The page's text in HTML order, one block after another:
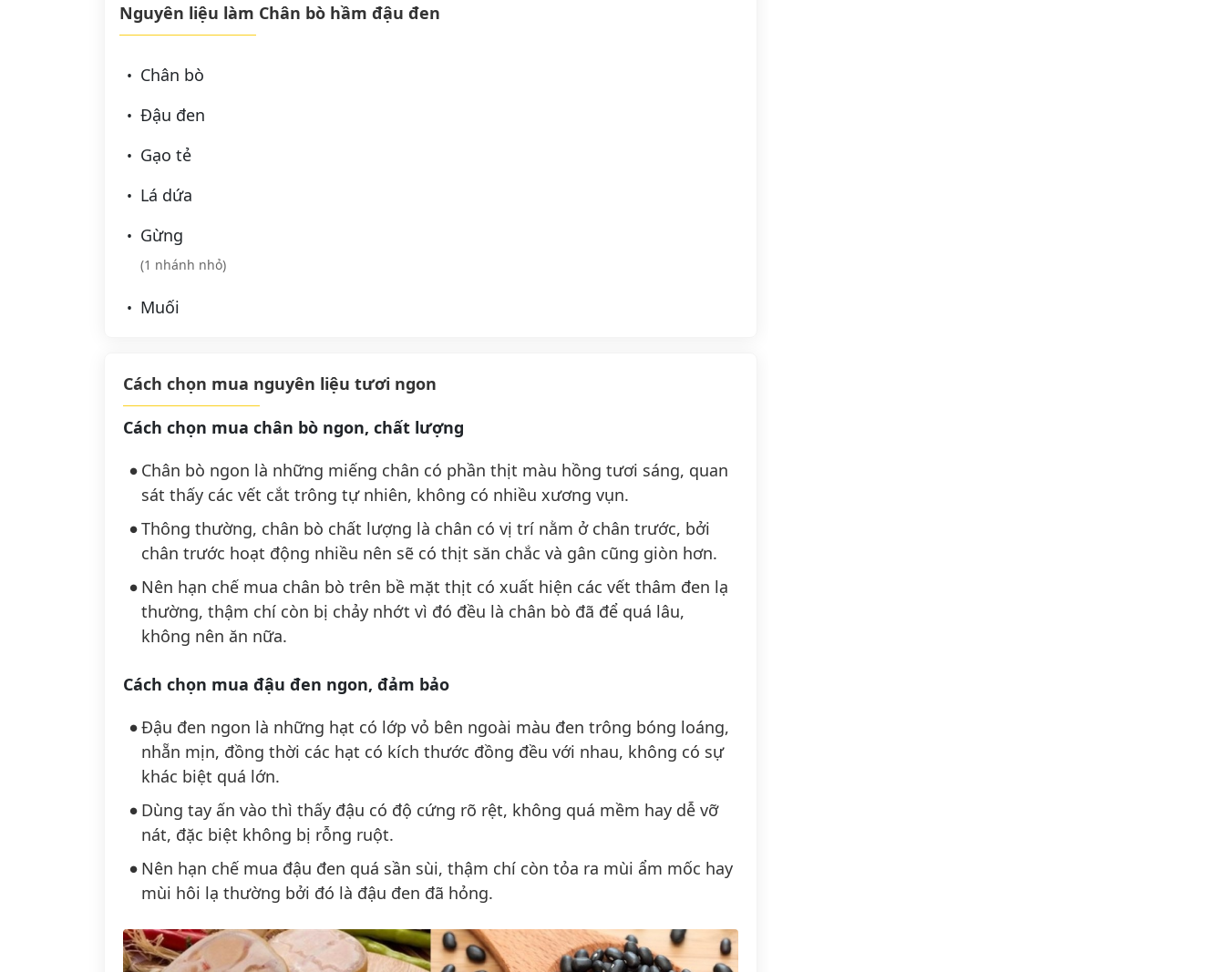
Nguyên liệu làm Chân bò hầm đậu đen
Chân bò
Đậu đen
Gạo tẻ
Lá dứa
Gừng
(1 nhánh nhỏ)
Muối
Cách chọn mua nguyên liệu tươi ngon
Cách chọn mua chân bò ngon, chất lượng
Chân bò ngon là những miếng chân có phần thịt màu hồng tươi sáng, quan
sát thấy các vết cắt trông tự nhiên, không có nhiều xương vụn.
Thông thường, chân bò chất lượng là chân có vị trí nằm ở chân trước, bởi
chân trước hoạt động nhiều nên sẽ có thịt săn chắc và gân cũng giòn hơn.
Nên hạn chế mua chân bò trên bề mặt thịt có xuất hiện các vết thâm đen lạ
thường, thậm chí còn bị chảy nhớt vì đó đều là chân bò đã để quá lâu,
không nên ăn nữa.
Cách chọn mua đậu đen ngon, đảm bảo
Đậu đen ngon là những hạt có lớp vỏ bên ngoài màu đen trông bóng loáng,
nhẵn mịn, đồng thời các hạt có kích thước đồng đều với nhau, không có sự
khác biệt quá lớn.
Dùng tay ấn vào thì thấy đậu có độ cứng rõ rệt, không quá mềm hay dễ vỡ
nát, đặc biệt không bị rỗng ruột.
Nên hạn chế mua đậu đen quá sần sùi, thậm chí còn tỏa ra mùi ẩm mốc hay
mùi hôi lạ thường bởi đó là đậu đen đã hỏng.